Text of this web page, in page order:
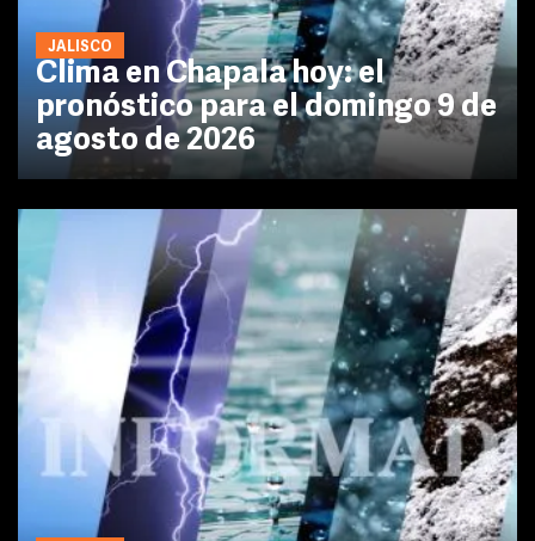
JALISCO
Clima en Chapala hoy: el
pronóstico para el domingo 9 de
agosto de 2026